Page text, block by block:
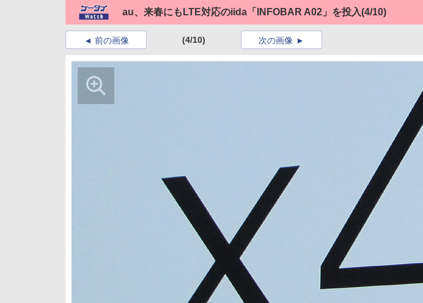
au、来春にもLTE対応のiida「INFOBAR A02」を投入(4/10)
前の画像 (4/10) 次の画像